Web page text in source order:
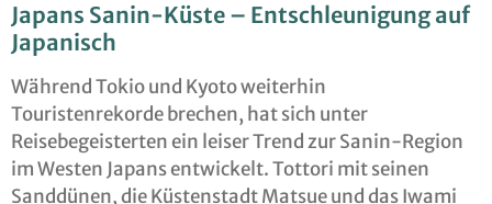
Japans Sanin-Küste – Entschleunigung auf
Japanisch
Während Tokio und Kyoto weiterhin
Touristenrekorde brechen, hat sich unter
Reisebegeisterten ein leiser Trend zur Sanin-Region
im Westen Japans entwickelt. Tottori mit seinen
Sanddünen, die Küstenstadt Matsue und das Iwami